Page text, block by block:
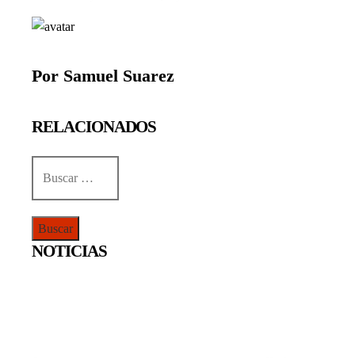
Por Samuel Suarez
RELACIONADOS
NOTICIAS